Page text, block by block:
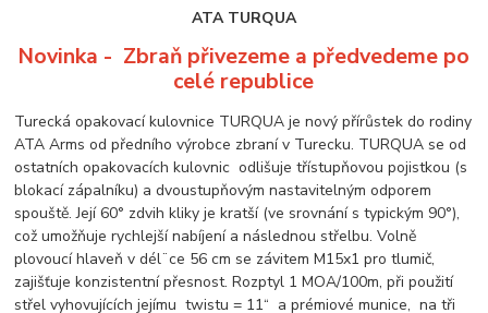
ATA TURQUA
Novinka - Zbraň přivezeme a předvedeme po
celé republice
Turecká opakovací kulovnice TURQUA je nový přírůstek do rodiny
ATA Arms od předního výrobce zbraní v Turecku. TURQUA se od
ostatních opakovacích kulovnic odlišuje třístupňovou pojistkou (s
blokací zápalníku) a dvoustupňovým nastavitelným odporem
spouště. Její 60° zdvih kliky je kratší (ve srovnání s typickým 90°),
což umožňuje rychlejší nabíjení a následnou střelbu. Volně
plovoucí hlaveň v dél¨ce 56 cm se závitem M15x1 pro tlumič,
zajišťuje konzistentní přesnost. Rozptyl 1 MOA/100m, při použití
střel vyhovujících jejímu twistu = 11“ a prémiové munice, na tři